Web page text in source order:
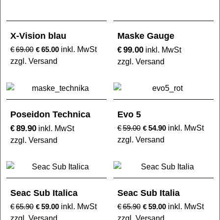
X-Vision blau
€69.00 € 65.00 inkl. MwSt
zzgl. Versand
Maske Gauge
€99.00 inkl. MwSt
zzgl. Versand
Poseidon Technica
€89.90 inkl. MwSt
zzgl. Versand
Evo 5
€59.00 €54.90 inkl. MwSt
zzgl. Versand
Seac Sub Italica
€65.90 € 59.00 inkl. MwSt
zzgl. Versand
Seac Sub Italia
€65.90 €59.00 inkl. MwSt
zzgl. Versand